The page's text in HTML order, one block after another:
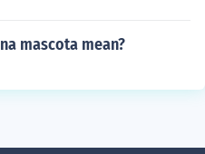
mascota mean?